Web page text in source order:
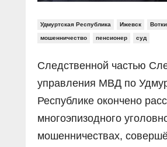
Удмуртская Республика Ижевск
мошенничество пенсионер суд
Следственной частью
управления МВД по
Республике окончено
многоэпизодного
мошенничествах,